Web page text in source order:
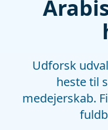
Udforsk
heste til
medejerskab.